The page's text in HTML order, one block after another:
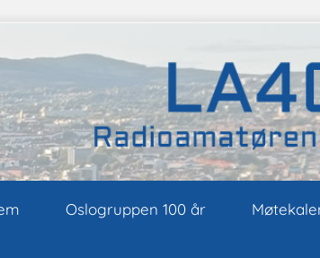
Oslogruppen 100 år